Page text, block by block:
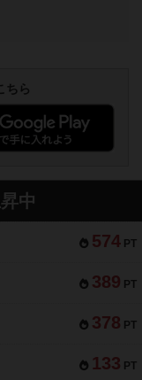
ちら
中
574 PT
389 PT
378 PT
133 PT